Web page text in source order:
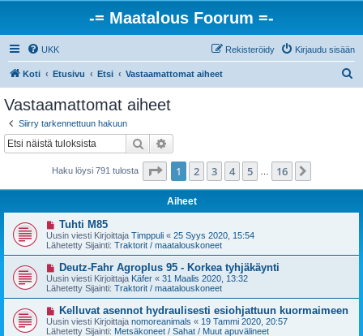
-= Maatalous Foorum =-
UKK Kirjaudu sisään
Rekisteröidy
Koti Etusivu Etsi Vastaamattomat aiheet
Vastaamattomat aiheet
Siirry tarkennettuun hakuun
Etsi
Haku löysi 791 tulosta Sivu /16
1 2 3 4 5 16
Aiheet
U
u
s
i
v
e
s
t
Tuhti M85
Uusin viesti Kirjoittaja Timppuli « 25 Syys 2020, 15:54
Lähetetty Sijainti: Traktorit / maatalouskoneet
U
u
s
i
v
e
s
Deutz-Fahr Agroplus 95 - Korkea tyhjäkäynti
Uusin viesti Kirjoittaja Käfer « 31 Maalis 2020, 13:32
Lähetetty Sijainti: Traktorit / maatalouskoneet
U
u
s
Kelluvat asennot hydraulisesti esiohjattuun kuormaimeen
Uusin viesti Kirjoittaja nomoreanimals « 19 Tammi 2020, 20:57
Lähetetty Sijainti: Metsäkoneet / Sahat / Muut apuvälineet